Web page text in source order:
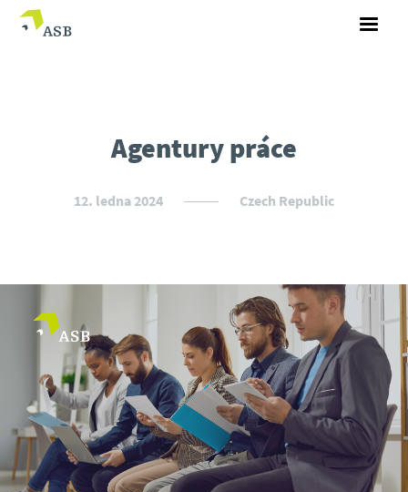
Agentury práce
12. ledna 2024 Czech Republic